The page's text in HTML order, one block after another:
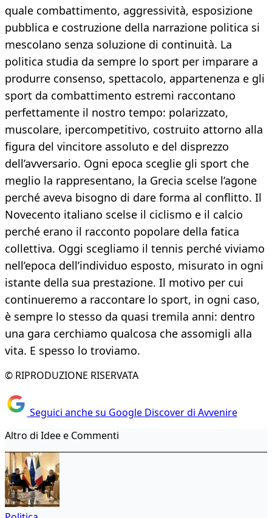
quale combattimento, aggressività, esposizione
pubblica e costruzione della narrazione politica si
mescolano senza soluzione di continuità. La
politica studia da sempre lo sport per imparare a
produrre consenso, spettacolo, appartenenza e gli
sport da combattimento estremi raccontano
perfettamente il nostro tempo: polarizzato,
muscolare, ipercompetitivo, costruito attorno alla
figura del vincitore assoluto e del disprezzo
dell’avversario. Ogni epoca sceglie gli sport che
meglio la rappresentano, la Grecia scelse l’agone
perché aveva bisogno di dare forma al conflitto. Il
Novecento italiano scelse il ciclismo e il calcio
perché erano il racconto popolare della fatica
collettiva. Oggi scegliamo il tennis perché viviamo
nell’epoca dell’individuo esposto, misurato in ogni
istante della sua prestazione. Il motivo per cui
continueremo a raccontare lo sport, in ogni caso,
è sempre lo stesso da quasi tremila anni: dentro
una gara cerchiamo qualcosa che assomigli alla
vita. E spesso lo troviamo.
© RIPRODUZIONE RISERVATA
Seguici anche su Google Discover di Avvenire
Altro di Idee e Commenti